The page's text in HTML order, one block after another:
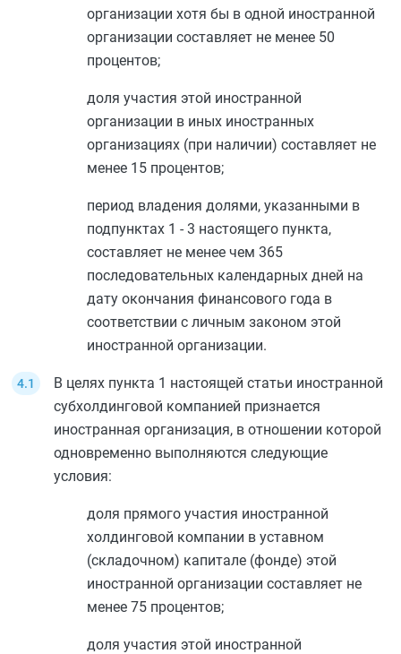
организации хотя бы в одной иностранной
организации составляет не менее 50
процентов;
доля участия этой иностранной
организации в иных иностранных
организациях (при наличии) составляет не
менее 15 процентов;
период владения долями, указанными в
подпунктах 1 - 3 настоящего пункта,
составляет не менее чем 365
последовательных календарных дней на
дату окончания финансового года в
соответствии с личным законом этой
иностранной организации.
В целях пункта 1 настоящей статьи иностранной
субхолдинговой компанией признается
иностранная организация, в отношении которой
одновременно выполняются следующие
условия:
доля прямого участия иностранной
холдинговой компании в уставном
(складочном) капитале (фонде) этой
иностранной организации составляет не
менее 75 процентов;
доля участия этой иностранной